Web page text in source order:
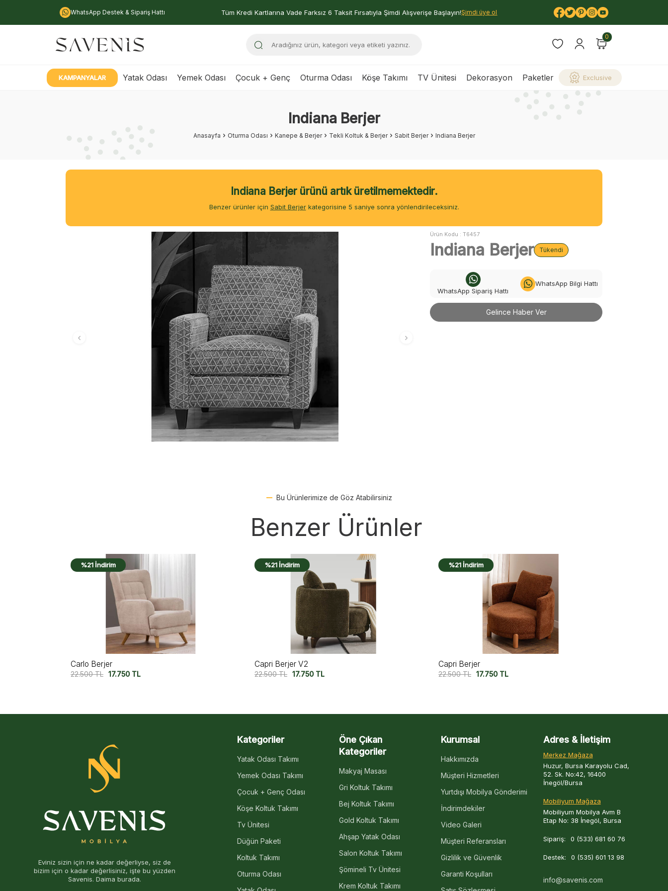
WhatsApp Destek & Sipariş Hattı Tüm Kredi Kartlarına Vade Farksız 6 Taksit Fırsatıyla Şimdi Alışverişe Başlayın!Şimdi üye ol
0
KAMPANYALAR Yatak Odası Yemek Odası Çocuk + Genç Oturma Odası Köşe Takımı TV Ünitesi Dekorasyon Paketler Exclusive
Indiana Berjer
Anasayfa Oturma Odası Kanepe & Berjer Tekli Koltuk & Berjer Sabit Berjer Indiana Berjer
Indiana Berjer ürünü artık üretilmemektedir.
Benzer ürünler için Sabit Berjerkategorisine 4 saniye sonra yönlendirileceksiniz.
Ürün Kodu :T6457
Indiana Berjer Tükendi
WhatsApp Sipariş Hattı
WhatsApp Bilgi Hattı
Gelince Haber Ver
Bu Ürünlerimize de Göz Atabilirsiniz
Benzer Ürünler
%21 İndirim
Capri Berjer V2
22.500TL 17.750 TL
%21 İndirim
Capri Berjer
22.500TL 17.750 TL
%22 İndirim
Miura Berjer V2
22.500TL 17.500 TL
Eviniz sizin için ne kadar değerliyse, siz de
bizim için o kadar değerlisiniz, işte bu yüzden
Savenis. Daima burada.
Kategoriler
Yatak Odası Takımı
Yemek Odası Takımı
Çocuk + Genç Odası
Köşe Koltuk Takımı
Tv Ünitesi
Düğün Paketi
Koltuk Takımı
Oturma Odası
Öne Çıkan
Kategoriler
Makyaj Masası
Gri Koltuk Takımı
Bej Koltuk Takımı
Gold Koltuk Takımı
Ahşap Yatak Odası
Salon Koltuk Takımı
Şömineli Tv Ünitesi
Krem Koltuk Takımı
Kurumsal
Hakkımızda
Müşteri Hizmetleri
Yurtdışı Mobilya Gönderimi
İndirimdekiler
Video Galeri
Müşteri Referansları
Gizlilik ve Güvenlik
Garanti Koşulları
Adres & İletişim
Merkez Mağaza
Huzur, Bursa Karayolu Cad,
52. Sk. No:42, 16400
İnegöl/Bursa
Mobiliyum Mağaza
Mobiliyum Mobilya Avm B
Etap No: 38 İnegöl, Bursa
Sipariş: 0 (533) 681 60 76
Destek: 0 (535) 601 13 98
info@savenis.com